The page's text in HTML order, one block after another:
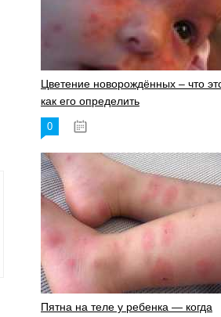
Цветение новорождённых – что
как его определить
0
Пятна на теле у ребенка — когда